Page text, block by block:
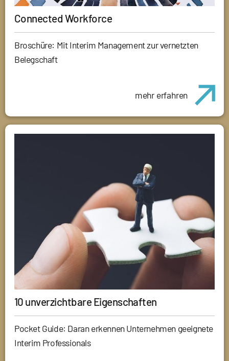
Connected Workforce
Broschüre: Mit Interim Management zur vernetzten
Belegschaft
mehr erfahren
10 unverzichtbare Eigenschaften
Pocket Guide: Daran erkennen Unternehmen geeignete
Interim Professionals